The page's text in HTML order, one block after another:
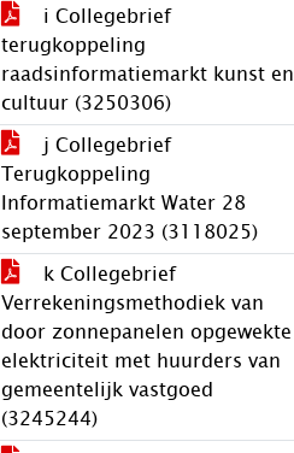
i Collegebrief
terugkoppeling
raadsinformatiemarkt kunst en
cultuur (3250306)
j Collegebrief
Terugkoppeling
Informatiemarkt Water 28
september 2023 (3118025)
k Collegebrief
Verrekeningsmethodiek van
door zonnepanelen opgewekte
elektriciteit met huurders van
gemeentelijk vastgoed
(3245244)